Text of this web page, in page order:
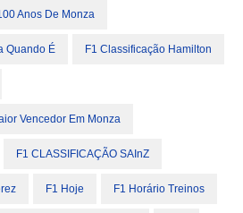
Anos De Monza
Quando É F1 Classificação Hamilton
Vencedor Em Monza
F1 CLASSIFICAÇÃO SAInZ
F1 Hoje F1 Horário Treinos